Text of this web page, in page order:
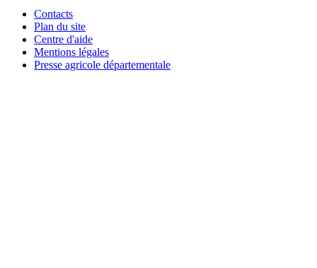
Contacts
Plan du site
Centre d'aide
Mentions légales
Presse agricole départementale